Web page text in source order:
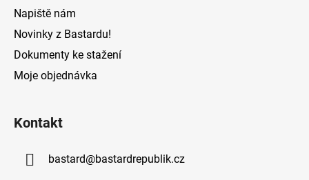
Napiště nám
Novinky z Bastardu!
Dokumenty ke stažení
Moje objednávka
Kontakt
bastard@bastardrepublik.cz